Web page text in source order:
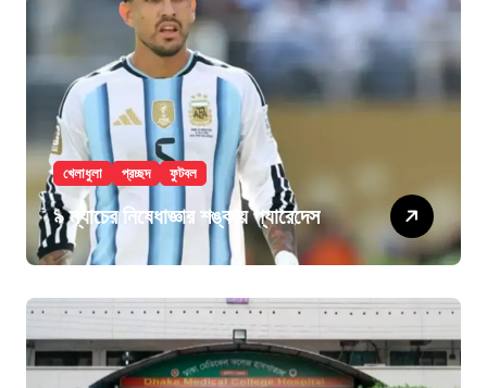
খেলাধুলা প্রচ্ছদ ফুটবল
৯ ম্যাচের নিষেধাজ্ঞার শঙ্কায় প্যারেদেস